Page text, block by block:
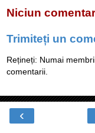
Niciun
Trimiteți un
Rețineți: Numai
comentarii.
‹